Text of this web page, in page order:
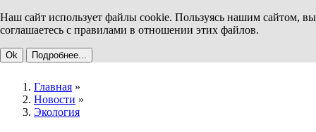
Наш сайт использует файлы cookie. Пользуясь нашим сайтом, вы
соглашаетесь с правилами в отношении этих файлов.
Ok Подробнее...
Главная »
Новости »
Экология